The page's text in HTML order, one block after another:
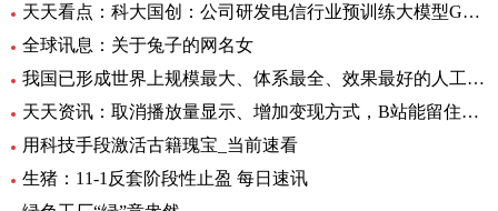
天天看点：科大国创：公司研发电信行业预训练大模型GC-TeleGPT 现已在电信智能客服等领域实现落地应用
全球讯息：关于兔子的网名女
我国已形成世界上规模最大、体系最全、效果最好的人工影响天气作业力量
天天资讯：取消播放量显示、增加变现方式，B站能留住UP主吗？
用科技手段激活古籍瑰宝_当前速看
生猪：11-1反套阶段性止盈 每日速讯